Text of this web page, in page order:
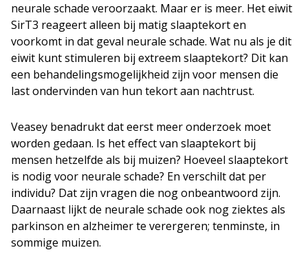
neurale schade veroorzaakt. Maar er is meer. Het eiwit
SirT3 reageert alleen bij matig slaaptekort en
voorkomt in dat geval neurale schade. Wat nu als je dit
eiwit kunt stimuleren bij extreem slaaptekort? Dit kan
een behandelingsmogelijkheid zijn voor mensen die
last ondervinden van hun tekort aan nachtrust.
Veasey benadrukt dat eerst meer onderzoek moet
worden gedaan. Is het effect van slaaptekort bij
mensen hetzelfde als bij muizen? Hoeveel slaaptekort
is nodig voor neurale schade? En verschilt dat per
individu? Dat zijn vragen die nog onbeantwoord zijn.
Daarnaast lijkt de neurale schade ook nog ziektes als
parkinson en alzheimer te verergeren; tenminste, in
sommige muizen.